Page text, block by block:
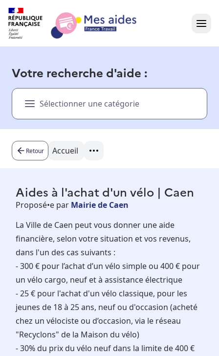
Présentation vidéo
Besoin d'aide ?
Votre recherche d'aide :
Sélectionner une catégorie
Retour Accueil
Aides à l'achat d'un vélo | Caen
Proposé•e par Mairie de Caen
La Ville de Caen peut vous donner une aide
financière, selon votre situation et vos revenus,
dans l'un des cas suivants :
- 300 € pour l’achat d’un vélo simple ou 400 € pour
un vélo cargo, neuf et à assistance électrique
- 25 € pour l'achat d'un vélo classique, pour les
jeunes de 18 à 25 ans, neuf ou d'occasion (acheté
chez un vélociste ou d’occasion, via le réseau
"Recyclons" de la Maison du vélo)
- 30% du prix du vélo neuf dans la limite de 400 €